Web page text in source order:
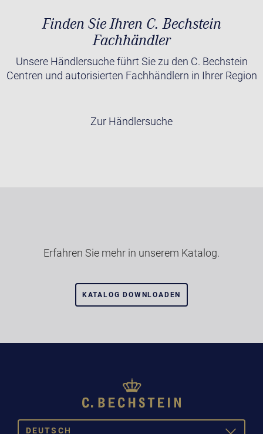
Finden Sie Ihren C. Bechstein
Fachhändler
Unsere Händlersuche führt Sie zu den C. Bechstein
Centren und autorisierten Fachhändlern in Ihrer Region
Zur Händlersuche
Erfahren Sie mehr in unserem Katalog.
KATALOG DOWNLOADEN
DEUTSCH TOGGLE